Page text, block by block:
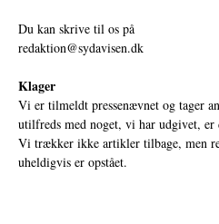
Du kan skrive til os på
redaktion@sydavisen.dk
Klager
Vi er tilmeldt pressenævnet og tager
utilfreds med noget, vi har udgivet,
Vi trækker ikke artikler tilbage, men
uheldigvis er opstået.